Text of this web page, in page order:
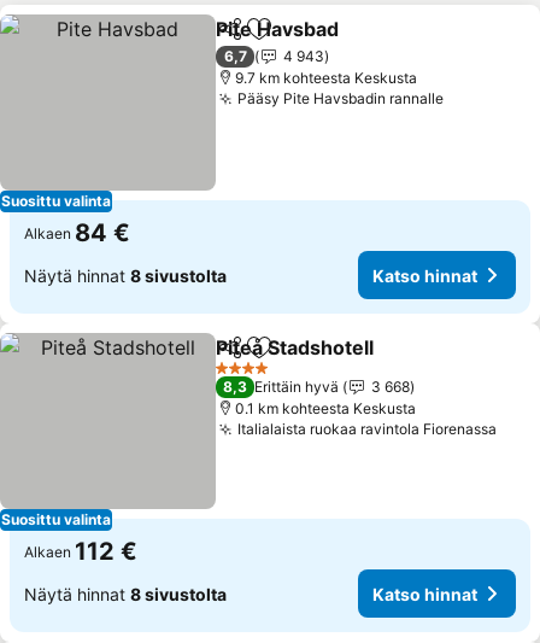
Suosittu valinta
Jaa Lisää suosikkeihin
Pite Havsbad
6,7
4 943
9.7 km kohteesta Keskusta
Pääsy Pite Havsbadin rannalle
Alkaen 84 €
Näytä hinnat 8 sivustolta Katso hinnat
Suosittu valinta
Jaa Lisää suosikkeihin
Piteå Stadshotell
4 Tähtiluokitus
8,3 Erittäin hyvä
3 668
0.1 km kohteesta Keskusta
Italialaista ruokaa ravintola Fiorenassa
Alkaen 112 €
Näytä hinnat 8 sivustolta Katso hinnat